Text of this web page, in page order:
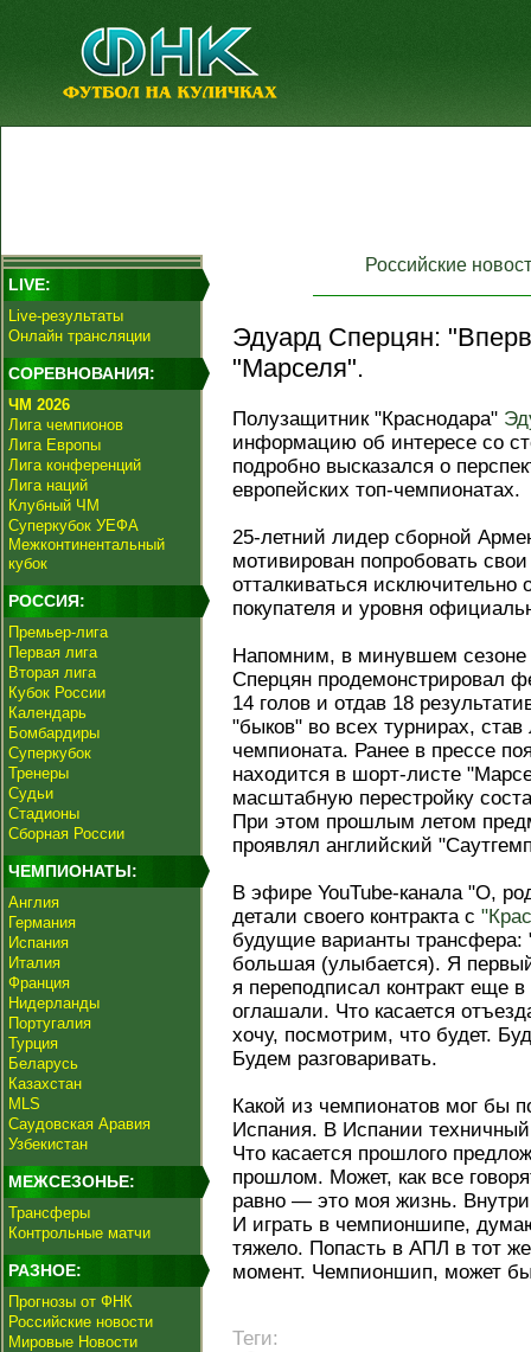
LIVE:
Live-результаты
Онлайн трансляции
СОРЕВНОВАНИЯ:
ЧМ 2026
Лига чемпионов
Лига Европы
Лига конференций
Лига наций
Клубный ЧМ
Суперкубок УЕФА
Межконтинентальный
кубок
РОССИЯ:
Премьер-лига
Первая лига
Вторая лига
Кубок России
Календарь
Бомбардиры
Суперкубок
Тренеры
Судьи
Стадионы
Сборная России
ЧЕМПИОНАТЫ:
Англия
Германия
Испания
Италия
Франция
Нидерланды
Португалия
Турция
Беларусь
Казахстан
MLS
Саудовская Аравия
Узбекистан
МЕЖСЕЗОНЬЕ:
Трансферы
Контрольные матчи
РАЗНОЕ:
Прогнозы от ФНК
Российские новости
Мировые Новости
Российские
Эдуард Сперцян:
"Марселя".
Полузащитник "Краснодара"
информацию об интересе со
подробно высказался о
европейских топ-чемпионатах.
25-летний лидер сборной
мотивирован попробовать
отталкиваться исключительно
покупателя и уровня
Напомним, в минувшем сезоне
Сперцян продемонстрировал
14 голов и отдав 18
"быков" во всех турнирах,
чемпионата. Ранее в прессе
находится в шорт-листе
масштабную перестройку
При этом прошлым летом
проявлял английский
В эфире YouTube-канала "О,
детали своего контракта с
будущие варианты
большая (улыбается). Я
я переподписал контракт еще
оглашали. Что касается
хочу, посмотрим, что будет.
Будем разговаривать.
Какой из чемпионатов мог бы
Испания. В Испании
Что касается прошлого
прошлом. Может, как все
равно — это моя жизнь.
И играть в чемпионшипе,
тяжело. Попасть в АПЛ в тот
момент. Чемпионшип, может
Теги: